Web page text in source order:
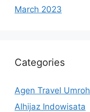
March 2023
Categories
Agen Travel Umroh
Alhijaz Indowisata